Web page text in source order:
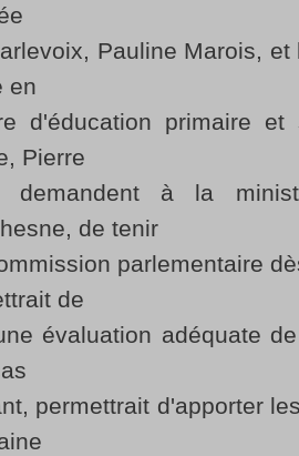
Pauline Marois,
en
d'éducation primaire
Pierre
demandent à la
de tenir
parlementaire
de
évaluation adéquate
permettrait d'apporter